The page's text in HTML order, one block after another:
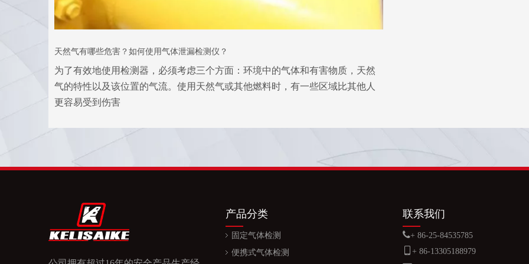
天然气有哪些危害？如何使用气体泄漏检测仪？
为了有效地使用检测器，必须考虑三个方面：环境中的气体和有害物质，天然
气的特性以及该位置的气流。使用天然气或其他燃料时，有一些区域比其他人
更容易受到伤害
产品分类
固定气体检测
便携式气体检测
联系我们
+ 86-25-84535785
+ 86-13305188979